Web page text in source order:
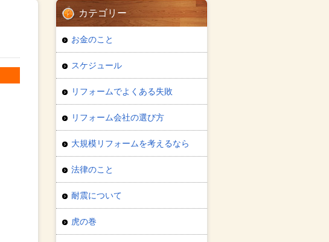
カテゴリー
お金のこと
スケジュール
リフォームでよくある失敗
リフォーム会社の選び方
大規模リフォームを考えるなら
法律のこと
耐震について
虎の巻